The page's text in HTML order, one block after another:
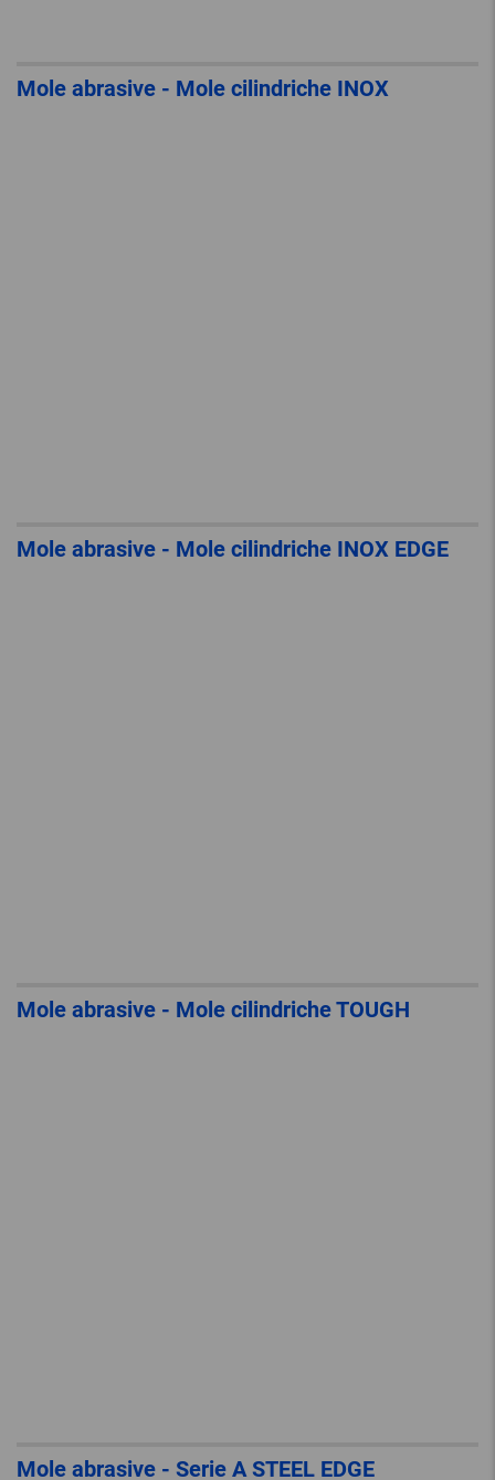
Mole abrasive - Mole cilindriche INOX
Mole abrasive - Mole cilindriche INOX EDGE
Mole abrasive - Mole cilindriche TOUGH
Mole abrasive - Serie A STEEL EDGE